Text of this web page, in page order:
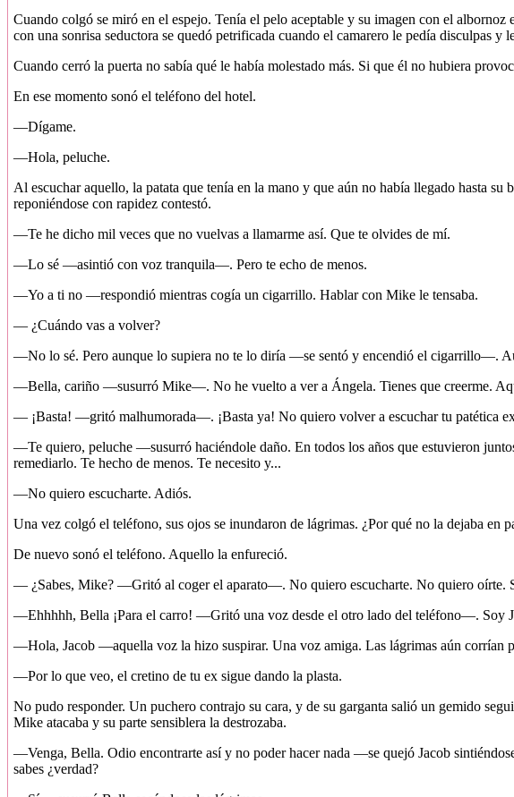
Cuando colgó se miró en el espejo. Tenía el pelo aceptable y su imagen con el
con una sonrisa seductora se quedó petrificada cuando el camarero le pedía disculpas y
Cuando cerró la puerta no sabía qué le había molestado más. Si que él no hubiera
En ese momento sonó el teléfono del hotel.
—Dígame.
—Hola, peluche.
Al escuchar aquello, la patata que tenía en la mano y que aún no había llegado hasta
reponiéndose con rapidez contestó.
—Te he dicho mil veces que no vuelvas a llamarme así. Que te olvides de mí.
—Lo sé —asintió con voz tranquila—. Pero te echo de menos.
—Yo a ti no —respondió mientras cogía un cigarrillo. Hablar con Mike le tensaba.
— ¿Cuándo vas a volver?
—No lo sé. Pero aunque lo supiera no te lo diría —se sentó y encendió el cigarrillo—.
—Bella, cariño —susurró Mike—. No he vuelto a ver a Ángela. Tienes que creerme.
— ¡Basta! —gritó malhumorada—. ¡Basta ya! No quiero volver a escuchar tu patética
—Te quiero, peluche —susurró haciéndole daño. En todos los años que estuvieron
remediarlo. Te hecho de menos. Te necesito y...
—No quiero escucharte. Adiós.
Una vez colgó el teléfono, sus ojos se inundaron de lágrimas. ¿Por qué no la dejaba en
De nuevo sonó el teléfono. Aquello la enfureció.
— ¿Sabes, Mike? —Gritó al coger el aparato—. No quiero escucharte. No quiero oírte.
—Ehhhhh, Bella ¡Para el carro! —Gritó una voz desde el otro lado del teléfono—. Soy
—Hola, Jacob —aquella voz la hizo suspirar. Una voz amiga. Las lágrimas aún corrían
—Por lo que veo, el cretino de tu ex sigue dando la plasta.
No pudo responder. Un puchero contrajo su cara, y de su garganta salió un gemido
Mike atacaba y su parte sensiblera la destrozaba.
—Venga, Bella. Odio encontrarte así y no poder hacer nada —se quejó Jacob
sabes ¿verdad?